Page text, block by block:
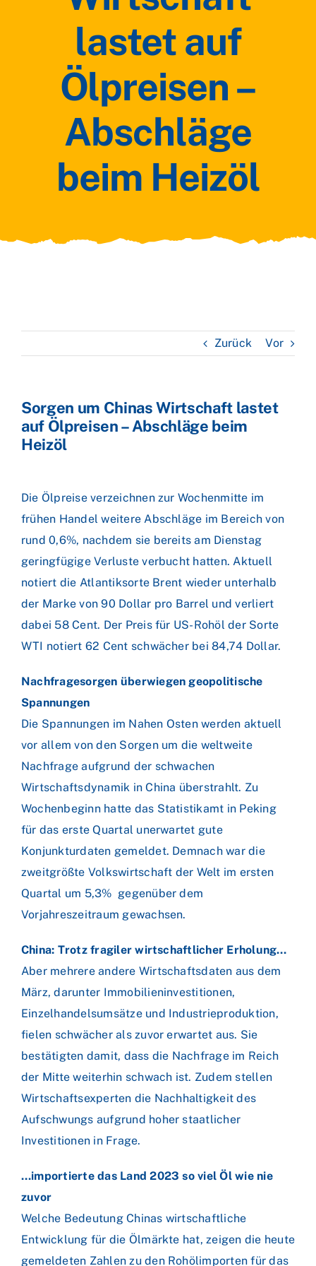
lastet auf
Ölpreisen –
Abschläge
beim Heizöl
Zurück Vor
Sorgen um Chinas Wirtschaft lastet
auf Ölpreisen – Abschläge beim
Heizöl
Die Ölpreise verzeichnen zur Wochenmitte im
frühen Handel weitere Abschläge im Bereich von
rund 0,6%, nachdem sie bereits am Dienstag
geringfügige Verluste verbucht hatten. Aktuell
notiert die Atlantiksorte Brent wieder unterhalb
der Marke von 90 Dollar pro Barrel und verliert
dabei 58 Cent. Der Preis für US-Rohöl der Sorte
WTI notiert 62 Cent schwächer bei 84,74 Dollar.
Nachfragesorgen überwiegen geopolitische
Spannungen
Die Spannungen im Nahen Osten werden aktuell
vor allem von den Sorgen um die weltweite
Nachfrage aufgrund der schwachen
Wirtschaftsdynamik in China überstrahlt. Zu
Wochenbeginn hatte das Statistikamt in Peking
für das erste Quartal unerwartet gute
Konjunkturdaten gemeldet. Demnach war die
zweitgrößte Volkswirtschaft der Welt im ersten
Quartal um 5,3% gegenüber dem
Vorjahreszeitraum gewachsen.
China: Trotz fragiler wirtschaftlicher Erholung…
Aber mehrere andere Wirtschaftsdaten aus dem
März, darunter Immobilieninvestitionen,
Einzelhandelsumsätze und Industrieproduktion,
fielen schwächer als zuvor erwartet aus. Sie
bestätigten damit, dass die Nachfrage im Reich
der Mitte weiterhin schwach ist. Zudem stellen
Wirtschaftsexperten die Nachhaltigkeit des
Aufschwungs aufgrund hoher staatlicher
Investitionen in Frage.
…importierte das Land 2023 so viel Öl wie nie
zuvor
Welche Bedeutung Chinas wirtschaftliche
Entwicklung für die Ölmärkte hat, zeigen die heute
gemeldeten Zahlen zu den Rohölimporten für das